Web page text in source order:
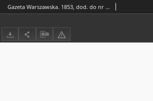
Gazeta Warszawska. 1853, dod. do nr 299 (1/13 XI)